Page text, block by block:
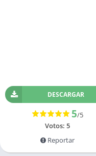
DESCARGAR
5/5
Votos: 5
Reportar